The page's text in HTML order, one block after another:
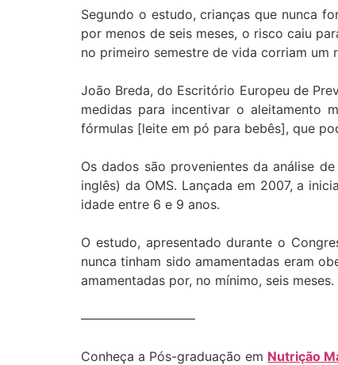
Segundo o estudo, crianças que nunca
por menos de seis meses, o risco caiu
no primeiro semestre de vida corriam um
João Breda, do Escritório Europeu de
medidas para incentivar o aleitamento
fórmulas [leite em pó para bebês], que
Os dados são provenientes da análise
inglês) da OMS. Lançada em 2007, a
idade entre 6 e 9 anos.
O estudo, apresentado durante o
nunca tinham sido amamentadas eram
amamentadas por, no mínimo, seis meses.
—————————
Conheça a Pós-graduação em Nutrição